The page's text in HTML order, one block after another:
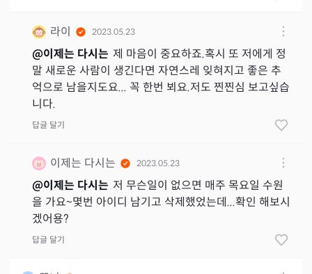
라이 2023.05.23
@이제는 다시는 제 마음이 중요하죠.혹시 또 저에게 정
말 새로운 사람이 생긴다면 자연스레 잊혀지고 좋은 추
억으로 남을지도요... 꼭 한번 뵈요.저도 찐찐심 보고싶습
니다.
답글 달기
이제는 다시는 2023.05.23
@이제는 다시는 저 무슨일이 없으면 매주 목요일 수원
을 가요~몇번 아이디 남기고 삭제했었는데...확인 해보시
겠어용?
답글 달기